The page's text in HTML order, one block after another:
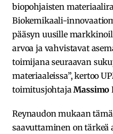
biopohjaisten
Biokemikaali-
pääsyn uusille
arvoa ja vahvistavat
toimijana seuraavan
materiaaleissa”, kertoo
toimitusjohtajaMassimo
Reynaudon mukaan
saavuttaminen on